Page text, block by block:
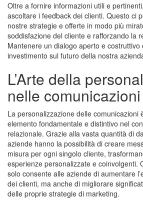
Oltre a fornire informazioni utili e
ascoltare i feedback dei clienti. Questo ci
nostre strategie e offerte in modo più
soddisfazione del cliente e rafforzando la
Mantenere un dialogo aperto e costruttivo
investimento sul futuro della nostra
L’Arte della
nelle comunicazioni
La personalizzazione delle comunicazioni
elemento fondamentale e distintivo nel
relazionale. Grazie alla vasta quantità di
aziende hanno la possibilità di creare
misura per ogni singolo cliente,
esperienze personalizzate e coinvolgenti.
solo consente alle aziende di aumentare
dei clienti, ma anche di migliorare
delle proprie strategie di marketing.